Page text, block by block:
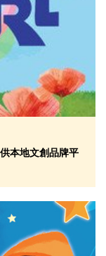
本地文創品牌平